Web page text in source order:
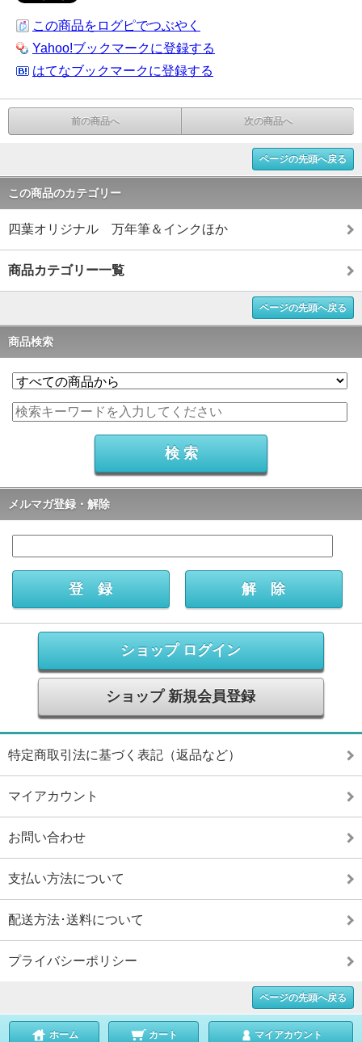
この商品をログピでつぶやく
Yahoo!ブックマークに登録する
はてなブックマークに登録する
前の商品へ 次の商品へ
ページの先頭へ戻る
この商品のカテゴリー
四葉オリジナル 万年筆＆インクほか
商品カテゴリー一覧
ページの先頭へ戻る
商品検索
メルマガ登録・解除
ショップ ログイン
ショップ 新規会員登録
特定商取引法に基づく表記（返品など）
マイアカウント
お問い合わせ
支払い方法について
配送方法･送料について
プライバシーポリシー
ページの先頭へ戻る
ホーム カート マイアカウント